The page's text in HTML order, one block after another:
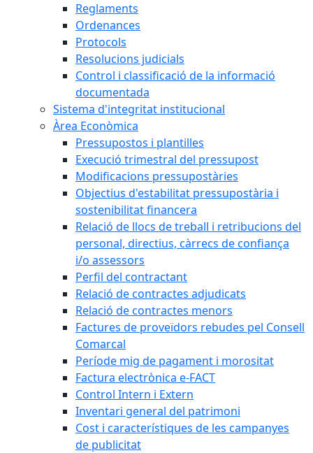
Reglaments
Ordenances
Protocols
Resolucions judicials
Control i classificació de la informació
documentada
Sistema d'integritat institucional
Àrea Econòmica
Pressupostos i plantilles
Execució trimestral del pressupost
Modificacions pressupostàries
Objectius d'estabilitat pressupostària i
sostenibilitat financera
Relació de llocs de treball i retribucions del
personal, directius, càrrecs de confiança
i/o assessors
Perfil del contractant
Relació de contractes adjudicats
Relació de contractes menors
Factures de proveïdors rebudes pel Consell
Comarcal
Període mig de pagament i morositat
Factura electrònica e-FACT
Control Intern i Extern
Inventari general del patrimoni
Cost i característiques de les campanyes
de publicitat